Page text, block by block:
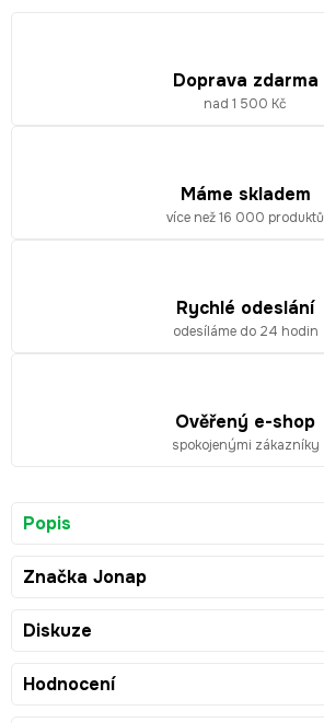
Doprava zdarma
nad 1 500 Kč
Máme skladem
více než 16 000 produktů
Rychlé odeslání
odesíláme do 24 hodin
Ověřený e-shop
spokojenými zákazníky
Popis
Značka Jonap
Diskuze
Hodnocení